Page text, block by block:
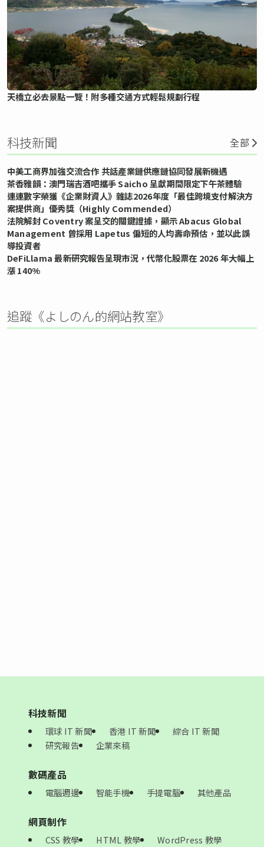
天橋立必去景點一覽！附多種交通方式輕鬆規劃行程
科技新聞 全部
中美工商界加強交流合作 共話產業鏈供應鏈協同發展新機遇
茶香雅韻：澳門瑞吉酒吧攜手 Saicho 呈獻期間限定下午茶體驗
連連數字榮獲《企業財資人》雜誌2026年度「最佳跨境支付解決方
案提供商」優秀獎（Highly Commended）
法院解封 Coventry 案呈交的關鍵證據，顯示 Abacus Global
Management 曾採用 Lapetus 偏短的人均壽命預估，並以此誤
導投資者
DeFiLlama 最新研究報告呈現市況，代幣化股票在 2026 年大幅上
漲 140%
追蹤《よしのん的網站教室》
科技新聞
環球 IT 新聞 香港 IT 新聞
綜合 IT 新聞
研究報告
企業來稿
數碼產品
電腦週邊 智能手機 手提電腦 其他產品
網頁制作
CSS 教學 HTML 教學
WordPress 教學